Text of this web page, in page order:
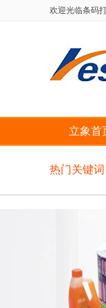
欢迎光临条码
立象首
热门关键词